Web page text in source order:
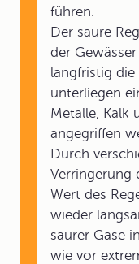
führen.
Der saure
der
langfristig die
unterliegen
Metalle, Kalk
angegriffen
Durch
Verringerung
Wert des
wieder
saurer Gase
wie vor